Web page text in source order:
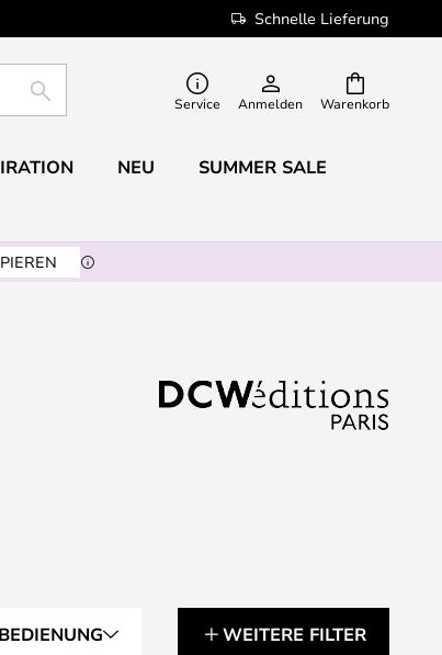
Schnelle Lieferung
Warenkorb
SUCHE Service Anmelden
NEU SUMMER SALE
WEITERE FILTER